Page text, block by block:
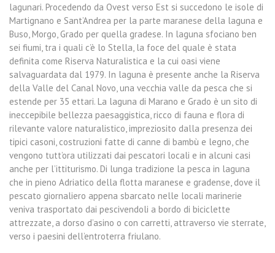
lagunari. Procedendo da Ovest verso Est si succedono le isole di
Martignano e Sant’Andrea per la parte maranese della laguna e
Buso, Morgo, Grado per quella gradese. In laguna sfociano ben
sei fiumi, tra i quali c’è lo Stella, la foce del quale è stata
definita come Riserva Naturalistica e la cui oasi viene
salvaguardata dal 1979. In laguna è presente anche la Riserva
della Valle del Canal Novo, una vecchia valle da pesca che si
estende per 35 ettari. La laguna di Marano e Grado è un sito di
ineccepibile bellezza paesaggistica, ricco di fauna e flora di
rilevante valore naturalistico, impreziosito dalla presenza dei
tipici casoni, costruzioni fatte di canne di bambù e legno, che
vengono tutt’ora utilizzati dai pescatori locali e in alcuni casi
anche per l’ittiturismo. Di lunga tradizione la pesca in laguna
che in pieno Adriatico della flotta maranese e gradense, dove il
pescato giornaliero appena sbarcato nelle locali marinerie
veniva trasportato dai pescivendoli a bordo di biciclette
attrezzate, a dorso d’asino o con carretti, attraverso vie sterrate,
verso i paesini dell’entroterra friulano.